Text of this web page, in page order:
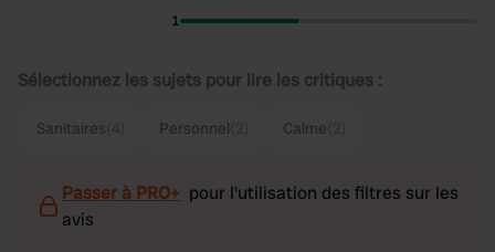
1
Sélectionnez les sujets pour lire les critiques :
Sanitaires Personnel Calme
Passer à PRO+ pour l'utilisation des filtres sur les
avis